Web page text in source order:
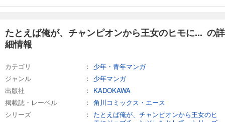
たとえば俺が、チャンピオンから王女のヒモに... の詳
細情報
カテゴリ
少年・青年マンガ
ジャンル
少年マンガ
出版社
KADOKAWA
掲載誌・レーベル
角川コミックス・エース
シリーズ
たとえば俺が、チャンピオンから王女のヒ